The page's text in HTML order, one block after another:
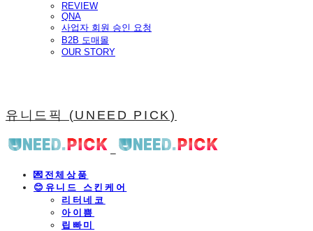
REVIEW
QNA
사업자 회원 승인 요청
B2B 도매몰
OUR STORY
유니드픽 (UNEED PICK)
💌전체상품
😊유니드 스킨케어
리터네코
아이쁨
립빠미